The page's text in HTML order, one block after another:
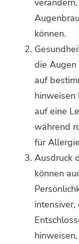
können.
die Augen
auf
hinweisen
auf eine
während
für
Ausdruck
können